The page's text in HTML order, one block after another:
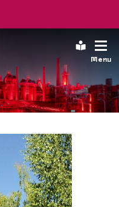
Menu
Hütte